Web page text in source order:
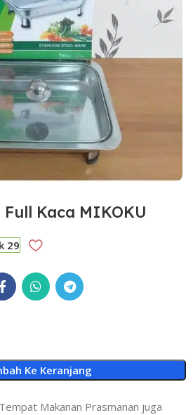
Kaca MIKOKU
29
Ke Keranjang
Makanan Prasmanan juga